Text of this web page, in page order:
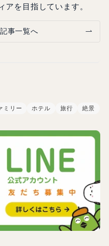
アを目指しています。
事一覧へ
ミリー ホテル 旅行 絶景